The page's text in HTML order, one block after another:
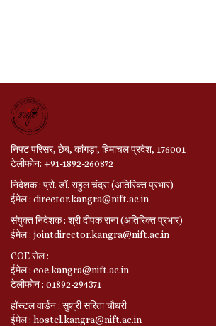
निफ्ट परिसर, छेब, कांगड़ा, हिमाचल प्रदेश, 176001
टेलीफोन: +91-1892-260872
निदेशक : प्रो. डॉ. राहुल चंद्रा (अतिरिक्त प्रभार)
ईमेल : director.kangra@nift.ac.in
संयुक्त निदेशक : श्री दीपक राना (अतिरिक्त प्रभार)
ईमेल : jointdirector.kangra@nift.ac.in
COE सेल :
ईमेल : coe.kangra@nift.ac.in
टेलीफोन : 01892-294371
हॉस्टल वार्डन : सुश्री सरिता चौधरी
ईमेल : hostel.kangra@nift.ac.in